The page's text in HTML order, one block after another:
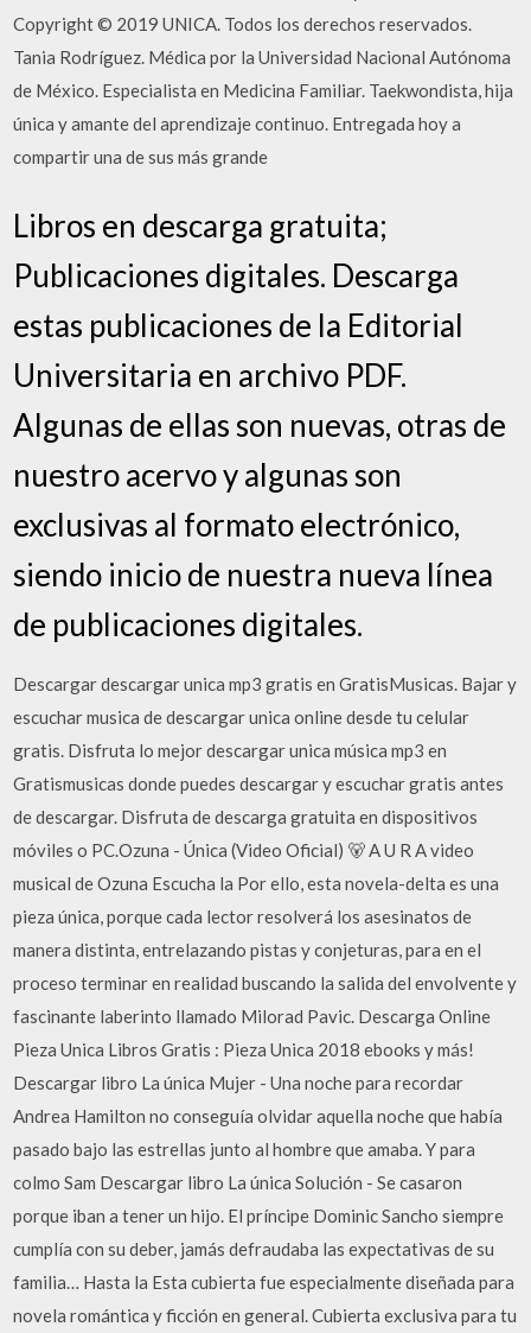
Copyright © 2019 UNICA. Todos los derechos reservados.
Tania Rodríguez. Médica por la Universidad Nacional Autónoma
de México. Especialista en Medicina Familiar. Taekwondista, hija
única y amante del aprendizaje continuo. Entregada hoy a
compartir una de sus más grande
Libros en descarga gratuita;
Publicaciones digitales. Descarga
estas publicaciones de la Editorial
Universitaria en archivo PDF.
Algunas de ellas son nuevas, otras de
nuestro acervo y algunas son
exclusivas al formato electrónico,
siendo inicio de nuestra nueva línea
de publicaciones digitales.
Descargar descargar unica mp3 gratis en GratisMusicas. Bajar y
escuchar musica de descargar unica online desde tu celular
gratis. Disfruta lo mejor descargar unica música mp3 en
Gratismusicas donde puedes descargar y escuchar gratis antes
de descargar. Disfruta de descarga gratuita en dispositivos
móviles o PC.Ozuna - Única (Video Oficial) 🐻 A U R A video
musical de Ozuna Escucha la Por ello, esta novela-delta es una
pieza única, porque cada lector resolverá los asesinatos de
manera distinta, entrelazando pistas y conjeturas, para en el
proceso terminar en realidad buscando la salida del envolvente y
fascinante laberinto llamado Milorad Pavic. Descarga Online
Pieza Unica Libros Gratis : Pieza Unica 2018 ebooks y más!
Descargar libro La única Mujer - Una noche para recordar
Andrea Hamilton no conseguía olvidar aquella noche que había
pasado bajo las estrellas junto al hombre que amaba. Y para
colmo Sam Descargar libro La única Solución - Se casaron
porque iban a tener un hijo. El príncipe Dominic Sancho siempre
cumplía con su deber, jamás defraudaba las expectativas de su
familia… Hasta la Esta cubierta fue especialmente diseñada para
novela romántica y ficción en general. Cubierta exclusiva para tu